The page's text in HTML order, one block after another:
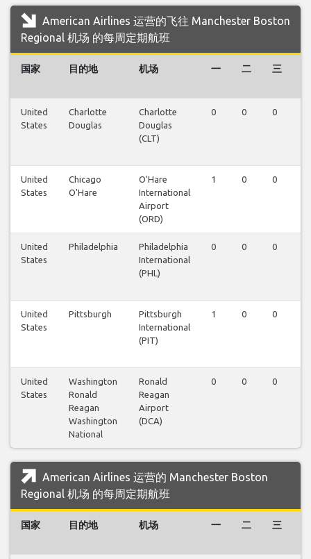
American Airlines 运营的飞往 Manchester Boston
Regional 机场 的每周定期航班
国家 目的地 机场 一 二 三
United
States
Charlotte
Douglas
Charlotte
Douglas
(CLT)
0 0 0
United
States
Chicago
O'Hare
O'Hare
International
Airport
(ORD)
1 0 0
United
States
Philadelphia
Philadelphia
International
(PHL)
0 0 0
United
States
Pittsburgh
Pittsburgh
International
(PIT)
1 0 0
United
States
Washington
Ronald
Reagan
Washington
National
Ronald
Reagan
Airport
(DCA)
0 0 0
American Airlines 运营的 Manchester Boston
Regional 机场 的每周定期航班
国家 目的地 机场 一 二 三